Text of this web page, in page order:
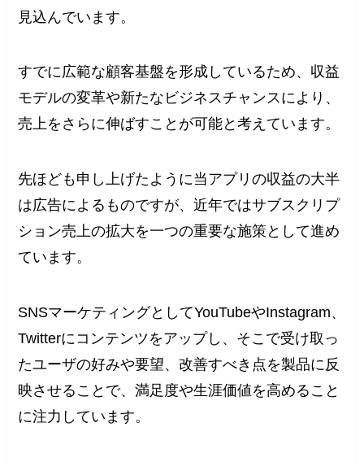
見込んでいます。
すでに広範な顧客基盤を形成しているため、収益
モデルの変革や新たなビジネスチャンスにより、
売上をさらに伸ばすことが可能と考えています。
先ほども申し上げたように当アプリの収益の大半
は広告によるものですが、近年ではサブスクリプ
ション売上の拡大を一つの重要な施策として進め
ています。
SNSマーケティングとしてYouTubeやInstagram、
Twitterにコンテンツをアップし、そこで受け取っ
たユーザの好みや要望、改善すべき点を製品に反
映させることで、満足度や生涯価値を高めること
に注力しています。